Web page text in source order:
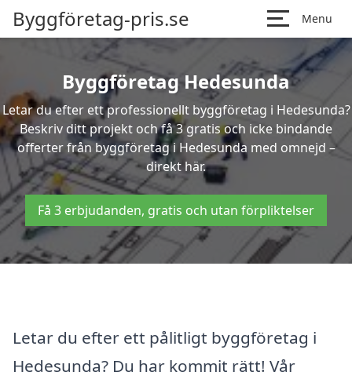
Byggföretag-pris.se Menu
Byggföretag Hedesunda
Letar du efter ett professionellt byggföretag i Hedesunda?
Beskriv ditt projekt och få 3 gratis och icke bindande
offerter från byggföretag i Hedesunda med omnejd –
direkt här.
Få 3 erbjudanden, gratis och utan förpliktelser
Letar du efter ett pålitligt byggföretag i
Hedesunda? Du har kommit rätt! Vår